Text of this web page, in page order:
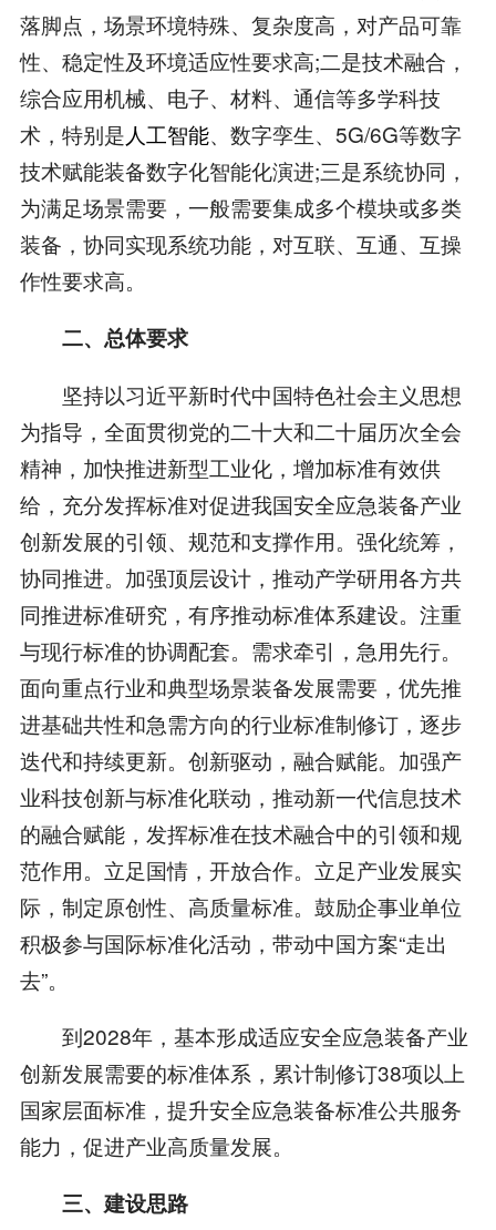
落脚点，场景环境特殊、复杂度高，对产品可靠
性、稳定性及环境适应性要求高;二是技术融合，
综合应用机械、电子、材料、通信等多学科技
术，特别是人工智能、数字孪生、5G/6G等数字
技术赋能装备数字化智能化演进;三是系统协同，
为满足场景需要，一般需要集成多个模块或多类
装备，协同实现系统功能，对互联、互通、互操
作性要求高。
二、总体要求
坚持以习近平新时代中国特色社会主义思想
为指导，全面贯彻党的二十大和二十届历次全会
精神，加快推进新型工业化，增加标准有效供
给，充分发挥标准对促进我国安全应急装备产业
创新发展的引领、规范和支撑作用。强化统筹，
协同推进。加强顶层设计，推动产学研用各方共
同推进标准研究，有序推动标准体系建设。注重
与现行标准的协调配套。需求牵引，急用先行。
面向重点行业和典型场景装备发展需要，优先推
进基础共性和急需方向的行业标准制修订，逐步
迭代和持续更新。创新驱动，融合赋能。加强产
业科技创新与标准化联动，推动新一代信息技术
的融合赋能，发挥标准在技术融合中的引领和规
范作用。立足国情，开放合作。立足产业发展实
际，制定原创性、高质量标准。鼓励企事业单位
积极参与国际标准化活动，带动中国方案“走出
去”。
到2028年，基本形成适应安全应急装备产业
创新发展需要的标准体系，累计制修订38项以上
国家层面标准，提升安全应急装备标准公共服务
能力，促进产业高质量发展。
三、建设思路